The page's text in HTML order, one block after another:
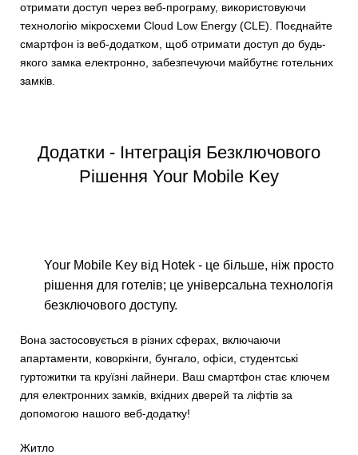
отримати доступ через веб-програму, використовуючи
технологію мікросхеми Cloud Low Energy (CLE). Поєднайте
смартфон із веб-додатком, щоб отримати доступ до будь-
якого замка електронно, забезпечуючи майбутнє готельних
замків.
Додатки - Інтеграція Безключового
Рішення Your Mobile Key
Your Mobile Key від Hotek - це більше, ніж просто
рішення для готелів; це універсальна технологія
безключового доступу.
Вона застосовується в різних сферах, включаючи
апартаменти, коворкінги, бунгало, офіси, студентські
гуртожитки та круїзні лайнери. Ваш смартфон стає ключем
для електронних замків, вхідних дверей та ліфтів за
допомогою нашого веб-додатку!
Житло